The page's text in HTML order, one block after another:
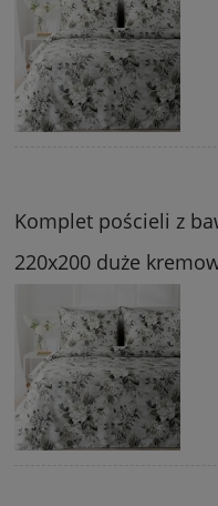
Komplet pościeli z
220x200 duże